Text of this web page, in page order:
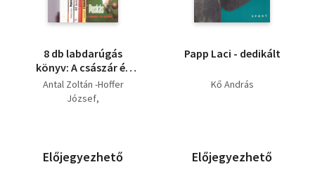
8 db labdarúgás
könyv: A császár és
utána a sötétség,
Puskás, Kocsis és
kapuból, Csikar,
Alberttől Zsákig
Antal Zoltán -Hoffer
József
Hámori Tibor
Előjegyezhető
Papp Laci - dedikált
Kő András
Előjegyezhető